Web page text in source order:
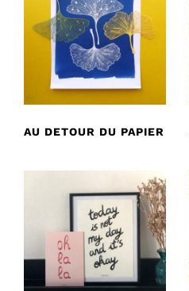
AU DETOUR DU PAPIER